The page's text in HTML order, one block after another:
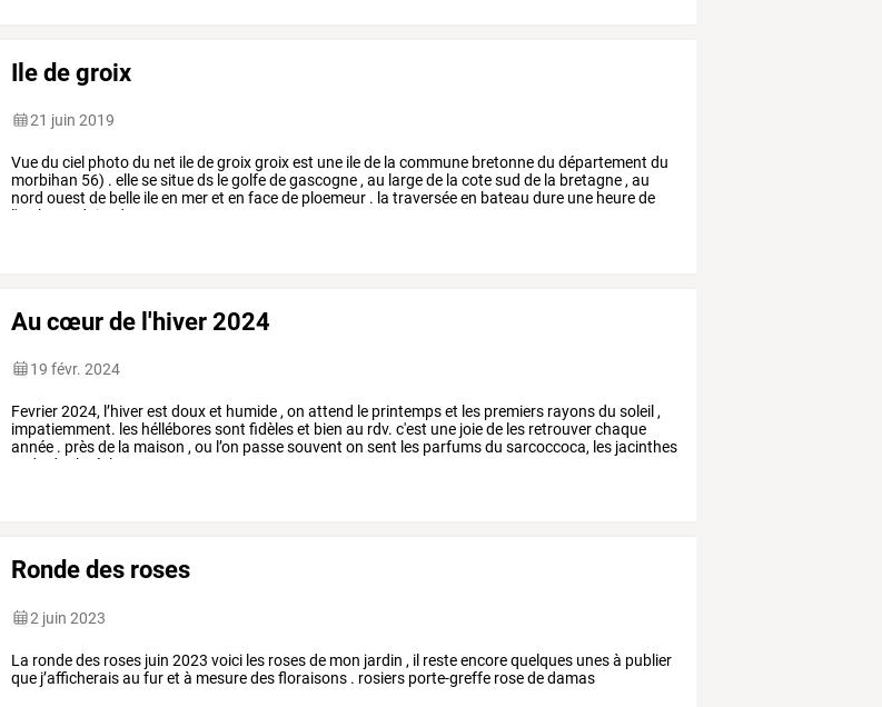
Ile de groix
21 juin 2019
Vuedu ciel photodu net iledegroixgroixest une ilede la commune bretonnedu département du
morbihan 56) . ellesesitueds legolfedegascogne , au largede la cotesud de la bretagne , au
nord ouest de belle ileen meret en facede ploemeur . la traverséeen bateau dure une heurede
l'embarcadaire
de
Au cœur de l'hiver 2024
19 févr. 2024
Fevrier2024, l’hiverest douxet humide , on attend le printempset les premiers rayonsdu soleil ,
impatiemment. les hélléboressont fidèleset bien au rdv. c'est une joiede les retrouverchaque
année . prèsde la maison , ou l’on passesouvent on sent les parfumsdu sarcoccoca, les jacinthes
du daphné. le
Ronde des roses
2 juin 2023
La ronde des roses juin 2023 voici les roses de mon jardin , il reste encore quelques unes à publier
que j’afficherais au fur et à mesure des floraisons . rosiers porte-greffe rose de damas